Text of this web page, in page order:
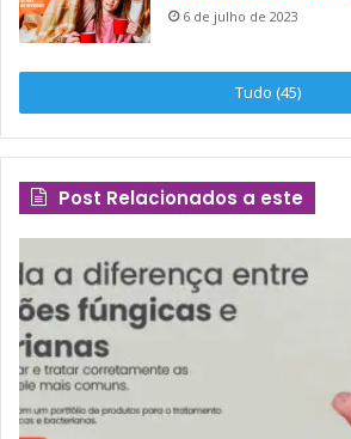
6 de julho de 2023
Tudo (45)
Post Relacionados a este